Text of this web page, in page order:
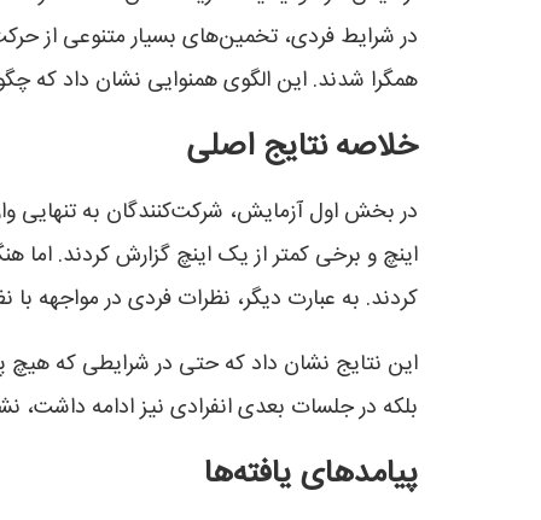
در شرایط فردی، تخمین‌های بسیار متنوعی از
همگرا شدند. این الگوی همنوایی نشان داد که
خلاصه نتایج اصلی
در بخش اول آزمایش، شرکت‌کنندگان به تنهایی
اینچ و برخی کمتر از یک اینچ گزارش کردند.
کردند. به عبارت دیگر، نظرات فردی در
این نتایج نشان داد که حتی در شرایطی که هیچ
بلکه در جلسات بعدی انفرادی نیز ادامه داشت،
پیامدهای یافته‌ها